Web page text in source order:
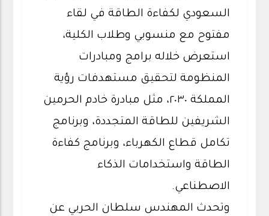
السعودي لكفاءة الطاقة في لقاء
مفتوح مع منسوبي وطلاب الكلية،
استعرض خلاله برامج ومبادرات
المنظومة لتحقيق مستهدفات رؤية
المملكة ٢٠٣٠، مثل مبادرة خادم الحرمين
الشريفين للطاقة المتجددة، وبرنامج
تكامل قطاع الكهرباء، وبرنامج كفاءة
الطاقة واستخدامات الذكاء
الاصطناعي.
وتحدث المهندس سلطان الحربي عن